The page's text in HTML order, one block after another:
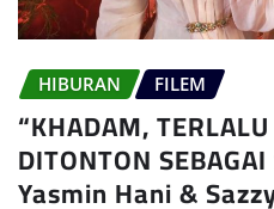
HIBURAN FILEM
“KHADAM,
DITONTON
Yasmin Hani &